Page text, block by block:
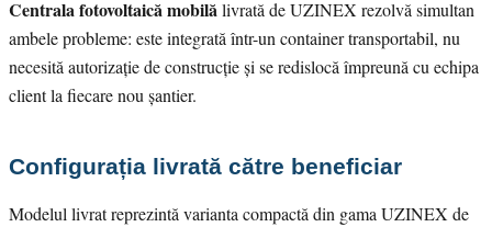
Centrala fotovoltaică mobilălivrată de UZINEX rezolvă simultan
ambele probleme: este integrată într-un container transportabil, nu
necesită autorizație de construcție și se redislocă împreună cu echipa
client la fiecare nou șantier.
Configurația livrată către beneficiar
Modelul livrat reprezintă varianta compactă din gama UZINEX de